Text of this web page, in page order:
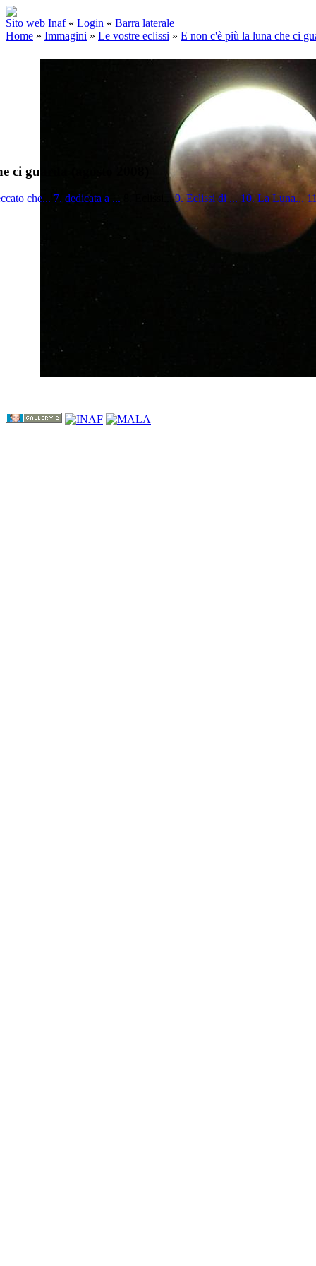
Sito web Inaf « Login « Barra laterale
Home » Immagini » Le vostre eclissi » E non c'è più la luna che ci
ci guarda (agosto 2008)
che... 7. dedicata a ... 8. Eclissi...9. Eclissi di ... 10. La Luna...